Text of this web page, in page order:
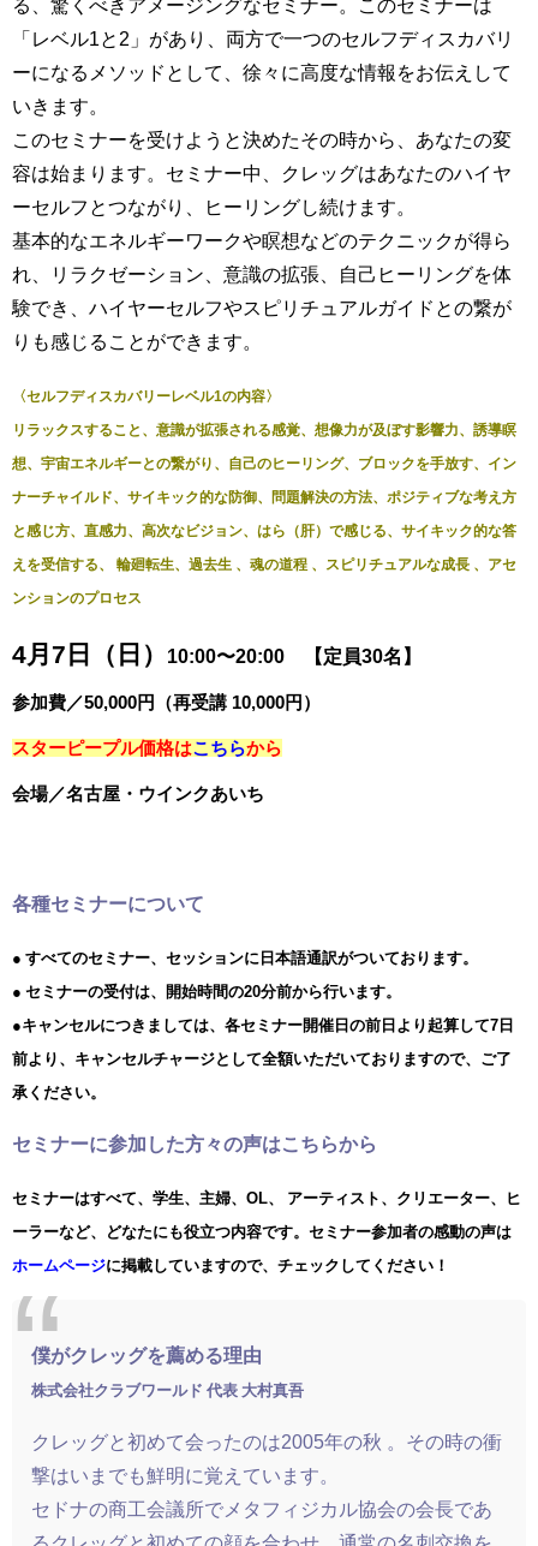
る、驚くべきアメージングなセミナー。このセミナーは
「レベル1と2」があり、両方で一つのセルフディスカバリ
ーになるメソッドとして、徐々に高度な情報をお伝えして
いきます。
このセミナーを受けようと決めたその時から、あなたの変
容は始まります。セミナー中、クレッグはあなたのハイヤ
ーセルフとつながり、ヒーリングし続けます。
基本的なエネルギーワークや瞑想などのテクニックが得ら
れ、リラクゼーション、意識の拡張、自己ヒーリングを体
験でき、ハイヤーセルフやスピリチュアルガイドとの繋が
りも感じることができます。
〈セルフディスカバリーレベル1の内容〉
リラックスすること 、意識が拡張される感覚、想像力が及ぼす影響力、誘導瞑
想、宇宙エネルギーとの繋がり、自己のヒーリング、ブロックを手放す、イン
ナーチャイルド、サイキック的な防御、問題解決の方法、ポジティブな考え方
と感じ方、直感力、高次なビジョン、はら（肝）で感じる、サイキック的な答
えを受信する、 輪廻転生、過去生 、魂の道程 、スピリチュアルな成長 、アセ
ンションのプロセス
4月7日（日） 10:00〜20:00 【定員30名】
参加費／50,000円（再受講 10,000円）
スターピープル価格はこちらから
会場／名古屋・ウインクあいち
各種セミナーについて
● すべてのセミナー、セッションに日本語通訳がついております。
● セミナーの受付は、開始時間の20分前から行います。
●キャンセルにつきましては、各セミナー開催日の前日より起算して7日
前より、キャンセルチャージとして全額いただいておりますので、ご了
承ください。
セミナーに参加した方々の声はこちらから
セミナーはすべて、学生、主婦、OL、 アーティスト、クリエーター、ヒ
ーラーなど、どなたにも役立つ内容です。 セミナー参加者の感動の声は
ホームページに掲載していますので、チェックしてください！
僕がクレッグを薦める理由
株式会社クラブワールド 代表 大村真吾
クレッグと初めて会ったのは2005年の秋 。その時の衝
撃はいまでも鮮明に覚えています。
セドナの商工会議所でメタフィジカル協会の会長であ